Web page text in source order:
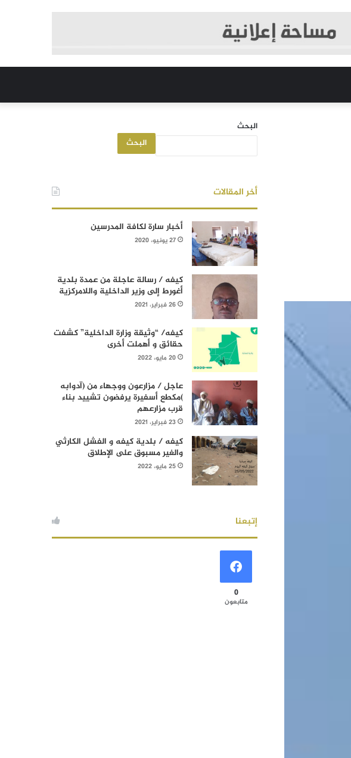
البحث
البحث
أخر المقالات
أخبار سارة لكافة المدرسين
27 يونيو، 2020
كيفه / رسالة عاجلة من عمدة بلدية
أغورط إلى وزير الداخلية واللامركزية
26 فبراير، 2021
كيفه/ “وثيقة وزارة الداخلية” كشفت
حقائق و أهملت أخرى
20 مايو، 2022
عاجل / مزارعون ووجهاء من (آدوابه
)مكطع أسفيرة يرفضون تشييد بناء
قرب مزارعهم
23 فبراير، 2021
كيفه / بلدية كيفه و الفشل الكارثي
والغير مسبوق على الإطلاق
25 مايو، 2022
إتبعنا
0
متابعون